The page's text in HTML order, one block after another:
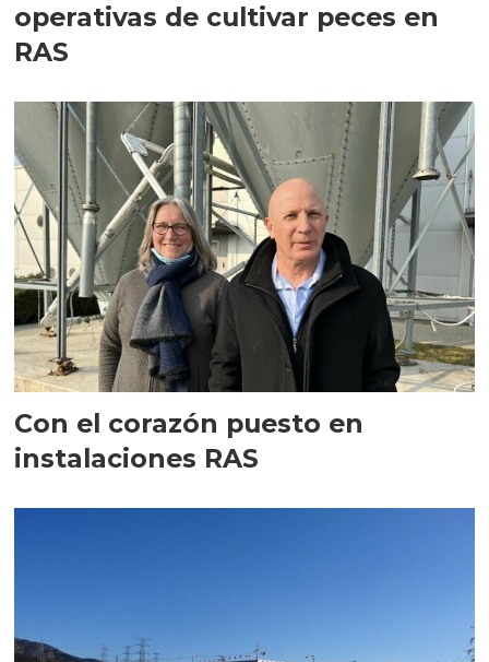
operativas de cultivar peces en
RAS
Con el corazón puesto en
instalaciones RAS